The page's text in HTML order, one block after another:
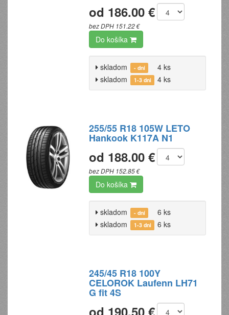
od 186.00 €
bez DPH 151.22 €
Do košíka
skladom - dní
4 ks
skladom
1-3 dni 4 ks
255/55 R18 105W LETO
Hankook K117A N1
od 188.00 €
bez DPH 152.85 €
Do košíka
skladom - dní
6 ks
skladom
1-3 dni 6 ks
245/45 R18 100Y
CELOROK Laufenn LH71
G fit 4S
od 190.50 €